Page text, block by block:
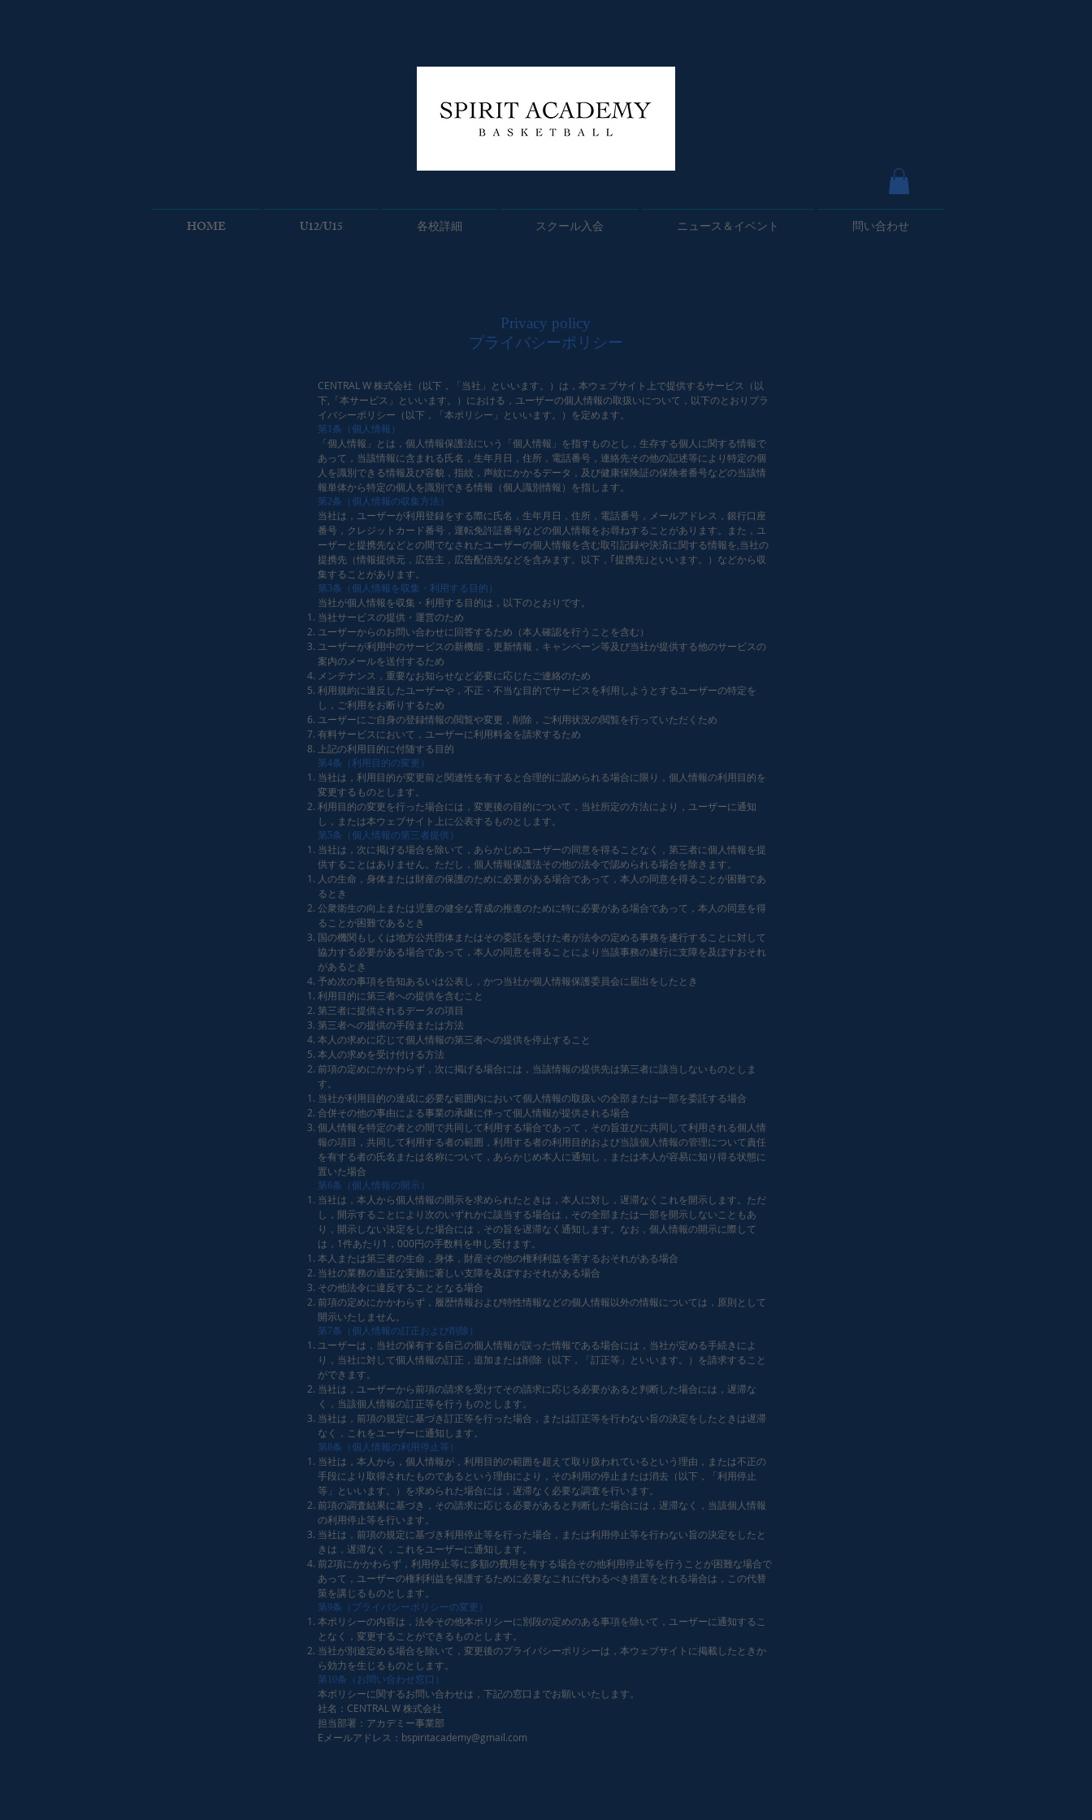
HOME U12/U15 各校詳細 スクール入会 ニュース＆イベント 問い合わせ
CENTRAL W 株式会社（以下，「当社」といいます。）は，本ウェブサイト上で提供するサービス（以
下,「本サービス」といいます。）における，ユーザーの個人情報の取扱いについて，以下のとおりプラ
イバシーポリシー（以下，「本ポリシー」といいます。）を定めます。
第1条（個人情報）
「個人情報」とは，個人情報保護法にいう「個人情報」を指すものとし，生存する個人に関する情報で
あって，当該情報に含まれる氏名，生年月日，住所，電話番号，連絡先その他の記述等により特定の個
人を識別できる情報及び容貌，指紋，声紋にかかるデータ，及び健康保険証の保険者番号などの当該情
報単体から特定の個人を識別できる情報（個人識別情報）を指します。
第2条（個人情報の収集方法）
当社は，ユーザーが利用登録をする際に氏名，生年月日，住所，電話番号，メールアドレス，銀行口座
番号，クレジットカード番号，運転免許証番号などの個人情報をお尋ねすることがあります。また，ユ
ーザーと提携先などとの間でなされたユーザーの個人情報を含む取引記録や決済に関する情報を,当社の
提携先（情報提供元，広告主，広告配信先などを含みます。以下，｢提携先｣といいます。）などから収
集することがあります。
第3条（個人情報を収集・利用する目的）
当社が個人情報を収集・利用する目的は，以下のとおりです。
当社サービスの提供・運営のため
ユーザーからのお問い合わせに回答するため（本人確認を行うことを含む）
ユーザーが利用中のサービスの新機能，更新情報，キャンペーン等及び当社が提供する他のサービスの
案内のメールを送付するため
メンテナンス，重要なお知らせなど必要に応じたご連絡のため
利用規約に違反したユーザーや，不正・不当な目的でサービスを利用しようとするユーザーの特定を
し，ご利用をお断りするため
ユーザーにご自身の登録情報の閲覧や変更，削除，ご利用状況の閲覧を行っていただくため
有料サービスにおいて，ユーザーに利用料金を請求するため
上記の利用目的に付随する目的
第4条（利用目的の変更）
当社は，利用目的が変更前と関連性を有すると合理的に認められる場合に限り，個人情報の利用目的を
変更するものとします。
利用目的の変更を行った場合には，変更後の目的について，当社所定の方法により，ユーザーに通知
し，または本ウェブサイト上に公表するものとします。
第5条（個人情報の第三者提供）
当社は，次に掲げる場合を除いて，あらかじめユーザーの同意を得ることなく，第三者に個人情報を提
供することはありません。ただし，個人情報保護法その他の法令で認められる場合を除きます。
人の生命，身体または財産の保護のために必要がある場合であって，本人の同意を得ることが困難であ
るとき
公衆衛生の向上または児童の健全な育成の推進のために特に必要がある場合であって，本人の同意を得
ることが困難であるとき
国の機関もしくは地方公共団体またはその委託を受けた者が法令の定める事務を遂行することに対して
協力する必要がある場合であって，本人の同意を得ることにより当該事務の遂行に支障を及ぼすおそれ
があるとき
予め次の事項を告知あるいは公表し，かつ当社が個人情報保護委員会に届出をしたとき
利用目的に第三者への提供を含むこと
第三者に提供されるデータの項目
第三者への提供の手段または方法
本人の求めに応じて個人情報の第三者への提供を停止すること
本人の求めを受け付ける方法
前項の定めにかかわらず，次に掲げる場合には，当該情報の提供先は第三者に該当しないものとしま
す。
当社が利用目的の達成に必要な範囲内において個人情報の取扱いの全部または一部を委託する場合
合併その他の事由による事業の承継に伴って個人情報が提供される場合
個人情報を特定の者との間で共同して利用する場合であって，その旨並びに共同して利用される個人情
報の項目，共同して利用する者の範囲，利用する者の利用目的および当該個人情報の管理について責任
を有する者の氏名または名称について，あらかじめ本人に通知し，または本人が容易に知り得る状態に
置いた場合
第6条（個人情報の開示）
当社は，本人から個人情報の開示を求められたときは，本人に対し，遅滞なくこれを開示します。ただ
し，開示することにより次のいずれかに該当する場合は，その全部または一部を開示しないこともあ
り，開示しない決定をした場合には，その旨を遅滞なく通知します。なお，個人情報の開示に際して
は，1件あたり1，000円の手数料を申し受けます。
本人または第三者の生命，身体，財産その他の権利利益を害するおそれがある場合
当社の業務の適正な実施に著しい支障を及ぼすおそれがある場合
その他法令に違反することとなる場合
前項の定めにかかわらず，履歴情報および特性情報などの個人情報以外の情報については，原則として
開示いたしません。
第7条（個人情報の訂正および削除）
ユーザーは，当社の保有する自己の個人情報が誤った情報である場合には，当社が定める手続きによ
り，当社に対して個人情報の訂正，追加または削除（以下，「訂正等」といいます。）を請求すること
ができます。
当社は，ユーザーから前項の請求を受けてその請求に応じる必要があると判断した場合には，遅滞な
く，当該個人情報の訂正等を行うものとします。
当社は，前項の規定に基づき訂正等を行った場合，または訂正等を行わない旨の決定をしたときは遅滞
なく，これをユーザーに通知します。
第8条（個人情報の利用停止等）
当社は，本人から，個人情報が，利用目的の範囲を超えて取り扱われているという理由，または不正の
手段により取得されたものであるという理由により，その利用の停止または消去（以下，「利用停止
等」といいます。）を求められた場合には，遅滞なく必要な調査を行います。
前項の調査結果に基づき，その請求に応じる必要があると判断した場合には，遅滞なく，当該個人情報
の利用停止等を行います。
当社は，前項の規定に基づき利用停止等を行った場合，または利用停止等を行わない旨の決定をしたと
きは，遅滞なく，これをユーザーに通知します。
前2項にかかわらず，利用停止等に多額の費用を有する場合その他利用停止等を行うことが困難な場合で
あって，ユーザーの権利利益を保護するために必要なこれに代わるべき措置をとれる場合は，この代替
策を講じるものとします。
第9条（プライバシーポリシーの変更）
本ポリシーの内容は，法令その他本ポリシーに別段の定めのある事項を除いて，ユーザーに通知するこ
となく，変更することができるものとします。
当社が別途定める場合を除いて，変更後のプライバシーポリシーは，本ウェブサイトに掲載したときか
ら効力を生じるものとします。
第10条（お問い合わせ窓口）
本ポリシーに関するお問い合わせは，下記の窓口までお願いいたします。
社名：CENTRAL W 株式会社
担当部署：アカデミー事業部
Eメールアドレス：bspiritacademy@gmail.com
Privacy policy
プライバシーポリシー